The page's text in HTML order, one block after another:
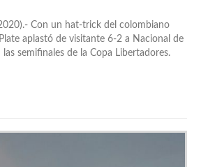
Con un hat-trick del colombiano
aplastó de visitante 6-2 a Nacional de
semifinales de la Copa Libertadores.